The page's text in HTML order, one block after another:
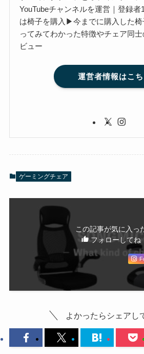
YouTubeチャンネルを運営｜登録
は椅子を購入▶今までに購入した
ってみてわかった特徴やチェア同
ビュー
運営者情報はこ
ゲーミングチェア
この記事が気に入っ
フォローしてね
よかったらシェアし